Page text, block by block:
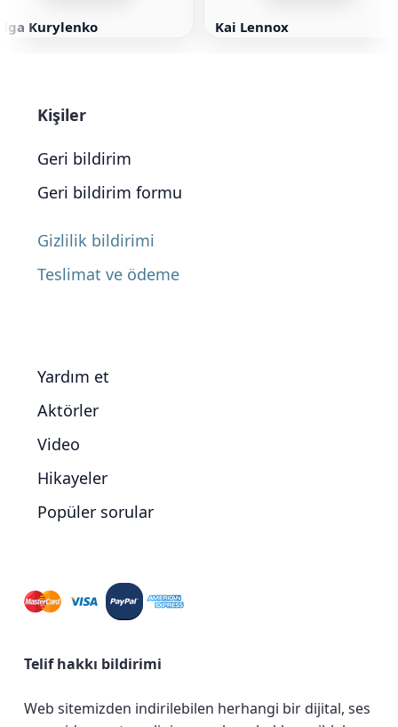
Kurylenko Kai Lennox
Kişiler
Geri bildirim
Geri bildirim formu
Gizlilik bildirimi
Teslimat ve ödeme
Yardım et
Aktörler
Video
Hikayeler
Popüler sorular
Telif hakkı bildirimi
Web sitemizden indirilebilen herhangi bir dijital, ses